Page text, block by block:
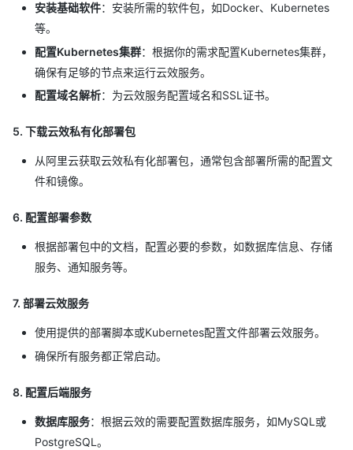
安装基础软件：安装所需的软件包，如Docker、Kubernetes
等。
配置Kubernetes集群：根据你的需求配置Kubernetes集群，
确保有足够的节点来运行云效服务。
配置域名解析：为云效服务配置域名和SSL证书。
5. 下载云效私有化部署包
从阿里云获取云效私有化部署包，通常包含部署所需的配置文
件和镜像。
6. 配置部署参数
根据部署包中的文档，配置必要的参数，如数据库信息、存储
服务、通知服务等。
7. 部署云效服务
使用提供的部署脚本或Kubernetes配置文件部署云效服务。
确保所有服务都正常启动。
8. 配置后端服务
数据库服务：根据云效的需要配置数据库服务，如MySQL或
PostgreSQL。